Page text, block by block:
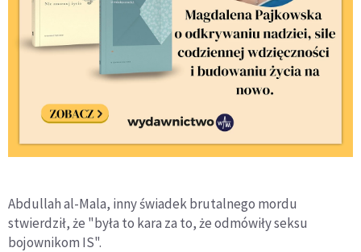
Abdullah al-Mala, inny świadek brutalnego mordu
stwierdził, że "była to kara za to, że odmówiły seksu
bojownikom IS".